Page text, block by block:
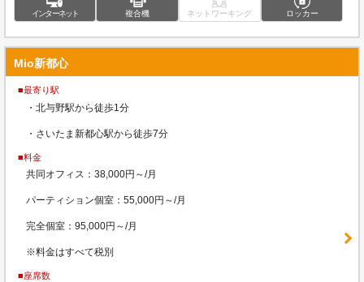
インターネット 複合機 ネットワーキング ロッカー
Mio新都心
■最寄り駅
・北与野駅から徒歩1分
・さいたま新都心駅から徒歩7分
■料金
共同オフィス：38,000円～/月
パーティション個室：55,000円～/月
完全個室：95,000円～/月
※料金はすべて税別
■座席数